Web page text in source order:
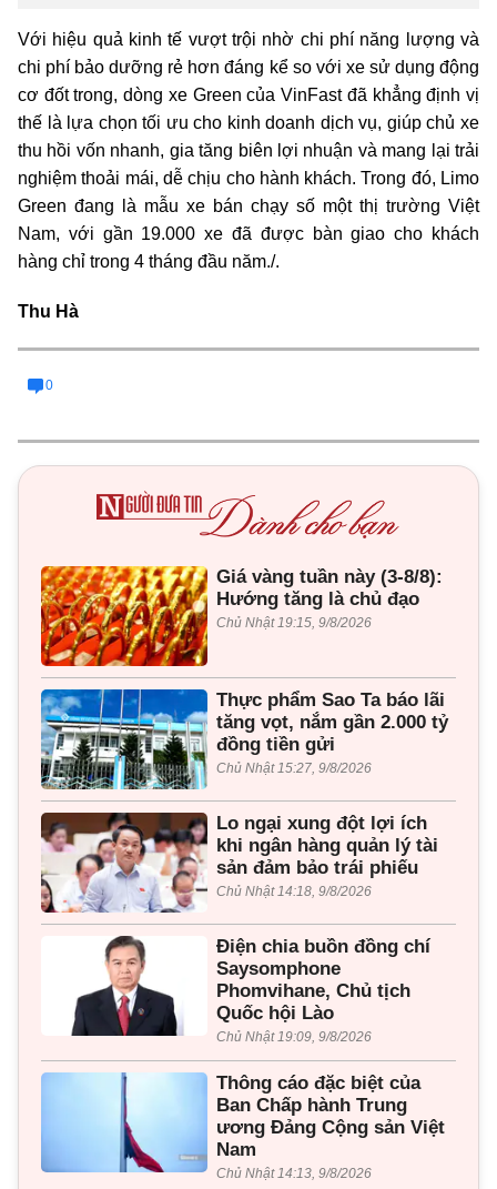
Với hiệu quả kinh tế vượt trội nhờ chi phí năng lượng và
chi phí bảo dưỡng rẻ hơn đáng kể so với xe sử dụng động
cơ đốt trong, dòng xe Green của VinFast đã khẳng định vị
thế là lựa chọn tối ưu cho kinh doanh dịch vụ, giúp chủ xe
thu hồi vốn nhanh, gia tăng biên lợi nhuận và mang lại trải
nghiệm thoải mái, dễ chịu cho hành khách. Trong đó, Limo
Green đang là mẫu xe bán chạy số một thị trường Việt
Nam, với gần 19.000 xe đã được bàn giao cho khách
hàng chỉ trong 4 tháng đầu năm./.
Thu Hà
0
Giá vàng tuần này (3-8/8):
Hướng tăng là chủ đạo
Chủ Nhật 19:15, 9/8/2026
Thực phẩm Sao Ta báo lãi
tăng vọt, nắm gần 2.000 tỷ
đồng tiền gửi
Chủ Nhật 15:27, 9/8/2026
Lo ngại xung đột lợi ích
khi ngân hàng quản lý tài
sản đảm bảo trái phiếu
Chủ Nhật 14:18, 9/8/2026
Điện chia buồn đồng chí
Saysomphone
Phomvihane, Chủ tịch
Quốc hội Lào
Chủ Nhật 19:09, 9/8/2026
Thông cáo đặc biệt của
Ban Chấp hành Trung
ương Đảng Cộng sản Việt
Nam
Chủ Nhật 14:13, 9/8/2026